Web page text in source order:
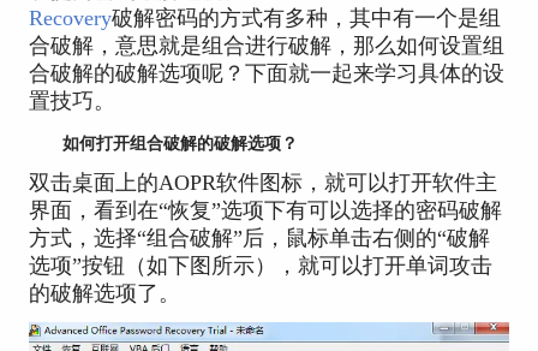
Recovery破解密码的方式有多种，其中有一个是组
合破解，意思就是组合进行破解，那么如何设置组
合破解的破解选项呢？下面就一起来学习具体的设
置技巧。
如何打开组合破解的破解选项？
双击桌面上的AOPR软件图标，就可以打开软件主
界面，看到在“恢复”选项下有可以选择的密码破解
方式，选择“组合破解”后，鼠标单击右侧的“破解
选项”按钮（如下图所示），就可以打开单词攻击
的破解选项了。